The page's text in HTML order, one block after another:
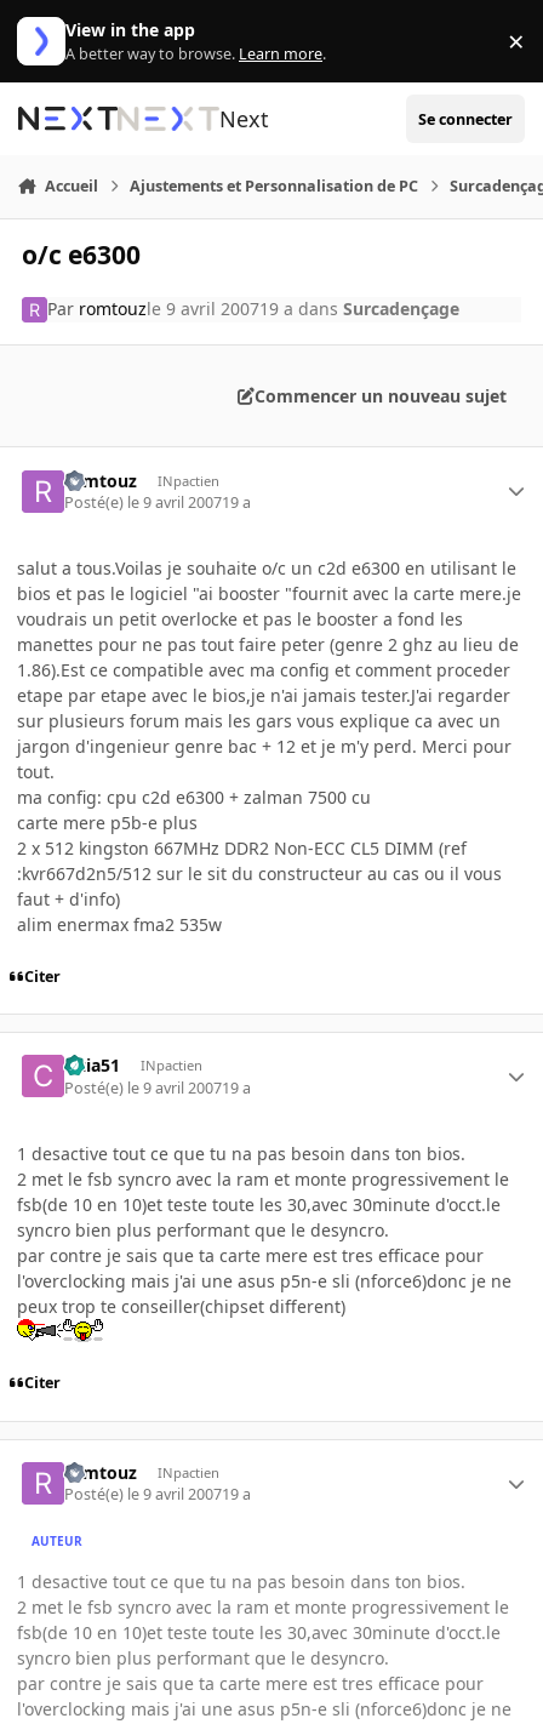
Aller au contenu
View in the app
A better way to browse. Learn more. ×
Next Se connecter
Accueil Ajustements et Personnalisation de PC
o/c e6300
Par romtouzle 9 avril 200719 a dansSurcadençage
Commencer un nouveau sujet
romtouz INpactien
Posté(e) le 9 avril 200719 a
salut a tous.Voilas je souhaite o/c un c2d e6300 en utilisant le
bios et pas le logiciel "ai booster "fournit avec la carte mere.je
voudrais un petit overlocke et pas le booster a fond les
manettes pour ne pas tout faire peter (genre 2 ghz au lieu de
1.86).Est ce compatible avec ma config et comment proceder
etape par etape avec le bios,je n'ai jamais tester.J'ai regarder
sur plusieurs forum mais les gars vous explique ca avec un
jargon d'ingenieur genre bac + 12 et je m'y perd. Merci pour
tout.
ma config: cpu c2d e6300 + zalman 7500 cu
carte mere p5b-e plus
2 x 512 kingston 667MHz DDR2 Non-ECC CL5 DIMM (ref
:kvr667d2n5/512 sur le sit du constructeur au cas ou il vous
faut + d'info)
alim enermax fma2 535w
Citer
cizia51 INpactien
Posté(e) le 9 avril 200719 a
1 desactive tout ce que tu na pas besoin dans ton bios.
2 met le fsb syncro avec la ram et monte progressivement le
fsb(de 10 en 10)et teste toute les 30,avec 30minute d'occt.le
syncro bien plus performant que le desyncro.
par contre je sais que ta carte mere est tres efficace pour
l'overclocking mais j'ai une asus p5n-e sli (nforce6)donc je ne
peux trop te conseiller(chipset different)
Citer
romtouz INpactien
Posté(e) le 9 avril 200719 a
AUTEUR
1 desactive tout ce que tu na pas besoin dans ton bios.
2 met le fsb syncro avec la ram et monte progressivement le
fsb(de 10 en 10)et teste toute les 30,avec 30minute d'occt.le
syncro bien plus performant que le desyncro.
par contre je sais que ta carte mere est tres efficace pour
l'overclocking mais j'ai une asus p5n-e sli (nforce6)donc je ne